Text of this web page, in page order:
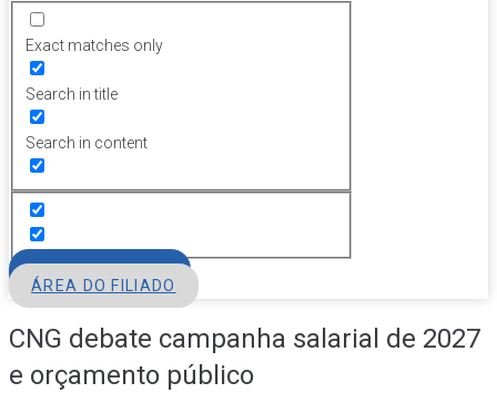
Exact matches only
Search in title
Search in content
ÁREA DO FILIADO
CNG debate campanha salarial de 2027
e orçamento público